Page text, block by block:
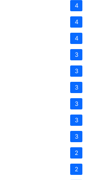
4
4
4
3
3
3
3
3
3
2
2